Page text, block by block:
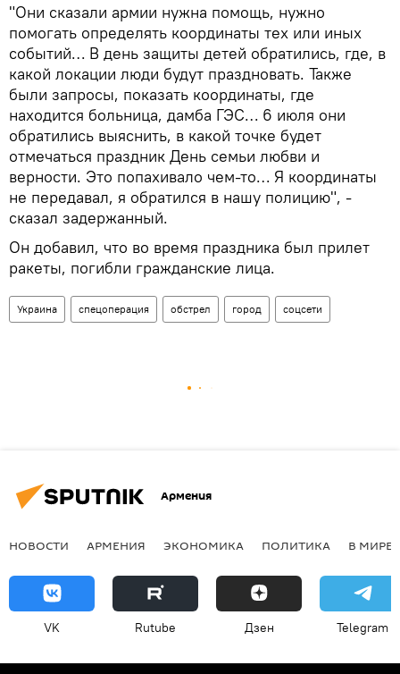
"Они сказали армии нужна помощь, нужно
помогать определять координаты тех или иных
событий… В день защиты детей обратились, где, в
какой локации люди будут праздновать. Также
были запросы, показать координаты, где
находится больница, дамба ГЭС… 6 июля они
обратились выяснить, в какой точке будет
отмечаться праздник День семьи любви и
верности. Это попахивало чем-то… Я координаты
не передавал, я обратился в нашу полицию", -
сказал задержанный.
Он добавил, что во время праздника был прилет
ракеты, погибли гражданские лица.
Украина спецоперация обстрел город соцсети
Армения
НОВОСТИ АРМЕНИЯ ЭКОНОМИКА ПОЛИТИКА В МИРЕ
VK Rutube Дзен Telegram